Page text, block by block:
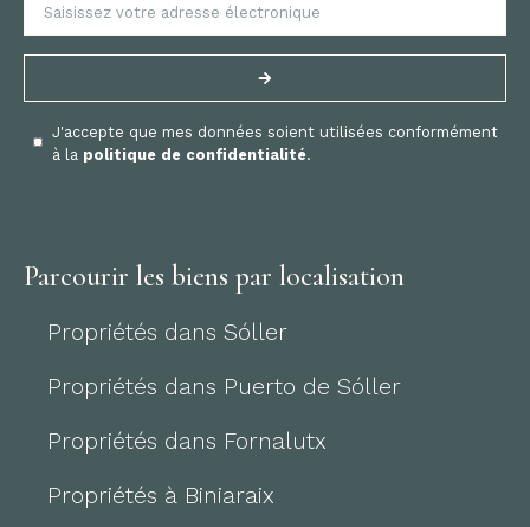
J'accepte que mes données soient utilisées conformément
à la politique de confidentialité.
Parcourir les biens par localisation
Propriétés dans Sóller
Propriétés dans Puerto de Sóller
Propriétés dans Fornalutx
Propriétés à Biniaraix